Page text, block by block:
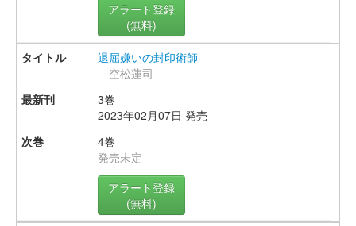
アラート登録
(無料)
退屈嫌いの封印術師
空松蓮司
3巻
2023年02月07日 発売
4巻
発売未定
アラート登録
(無料)